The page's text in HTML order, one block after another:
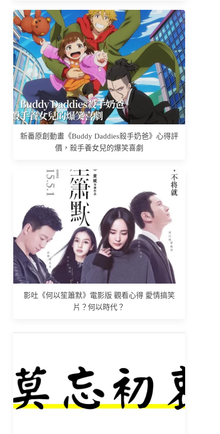
新番原創動畫《Buddy Daddies殺手奶爸》心得評
價，殺手養女兒的爆笑喜劇
影吐《何以笙簫默》電影版 觀看心得 愛情搞笑
片？何以時代？